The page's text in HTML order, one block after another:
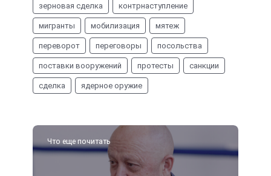
зерновая сделка контрнаступление
мигранты мобилизация мятеж
переворот переговоры посольства
поставки вооружений протесты санкции
сделка ядерное оружие
Что еще почитать